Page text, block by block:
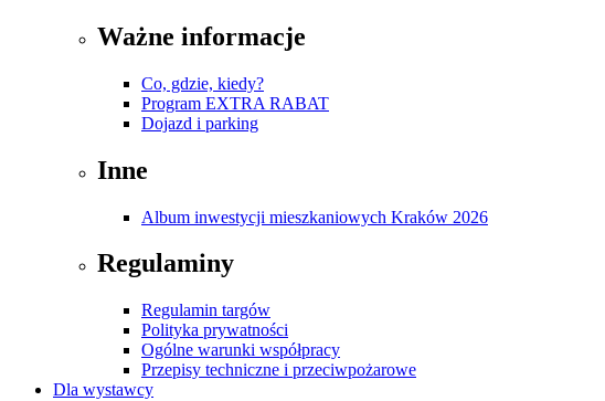
Ważne informacje
Co, gdzie, kiedy?
Program EXTRA RABAT
Dojazd i parking
Inne
Album inwestycji mieszkaniowych Kraków 2026
Regulaminy
Regulamin targów
Polityka prywatności
Ogólne warunki współpracy
Przepisy techniczne i przeciwpożarowe
Dla wystawcy